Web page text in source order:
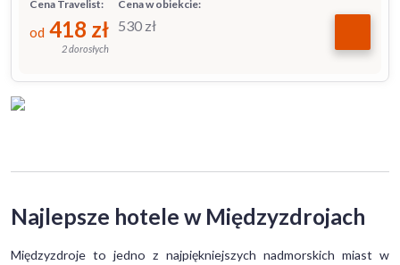
Cena w obiekcie:
530 zł
Cena Travelist:
od 418 zł
2 dorosłych
Najlepsze hotele w Międzyzdrojach
Międzyzdroje to jedno z najpiękniejszych nadmorskich miast w